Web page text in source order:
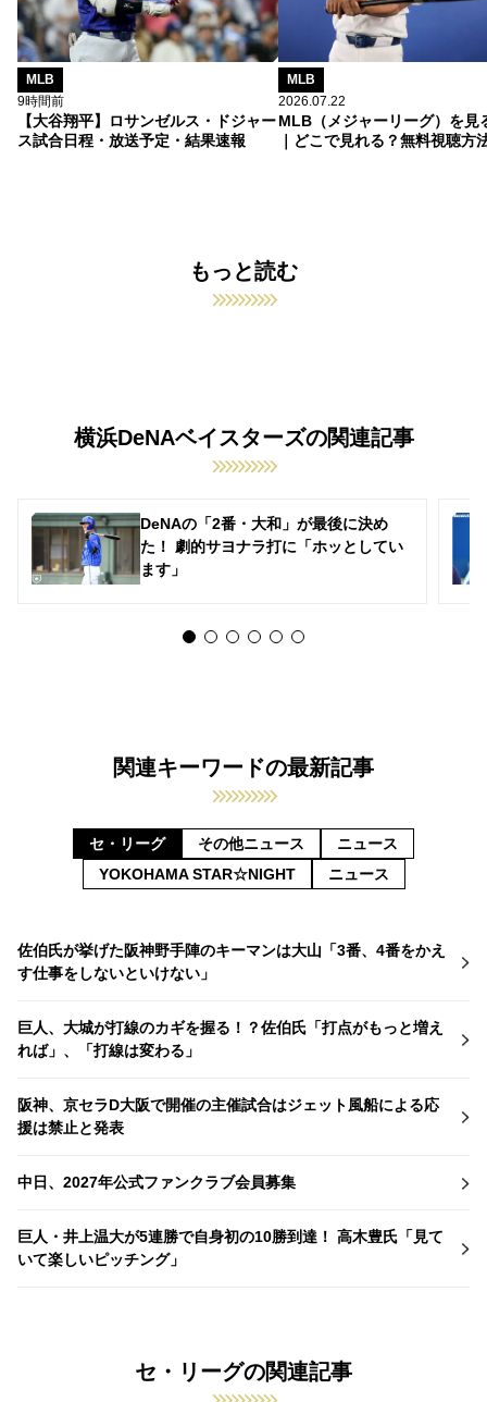
MLB
9時間前
【大谷翔平】ロサンゼルス・ドジャー
ス試合日程・放送予定・結果速報
MLB
2026.07.22
MLB（メジャーリーグ）を見
｜どこで見れる？無料視聴方
もっと読む
横浜DeNAベイスターズの関連記事
DeNAの「2番・大和」が最後に決め
た！ 劇的サヨナラ打に「ホッとしてい
ます」
関連キーワードの最新記事
セ・リーグ その他ニュース
ニュース
YOKOHAMA STAR☆NIGHT
ニュース
佐伯氏が挙げた阪神野手陣のキーマンは大山「3番、4番をかえ
す仕事をしないといけない」
巨人、大城が打線のカギを握る！？佐伯氏「打点がもっと増え
れば」、「打線は変わる」
阪神、京セラD大阪で開催の主催試合はジェット風船による応
援は禁止と発表
中日、2027年公式ファンクラブ会員募集
巨人・井上温大が5連勝で自身初の10勝到達！ 高木豊氏「見て
いて楽しいピッチング」
セ・リーグの関連記事